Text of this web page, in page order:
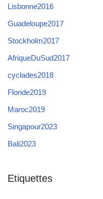
Lisbonne2016
Guadeloupe2017
Stockholm2017
AfriqueDuSud2017
cyclades2018
Floride2019
Maroc2019
Singapour2023
Bali2023
Etiquettes